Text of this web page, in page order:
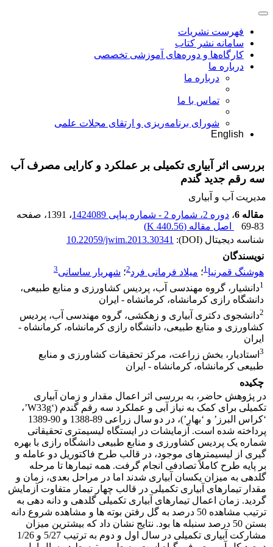
فهرست نشریات
سامانه نشر کتاب
کارگاه‌ها و دوره‌های آموزشی تخصصی
درباره ما
درباره ما
تماس با ما
شورای برنامه‌ریزی و ارتقای مجلات علمی
English
بررسی اثر آبیاری تکمیلی بر عملکرد و کارایی مصرف آب
سه رقم جدید گندم
مدیریت آب و آبیاری
مقاله 6
، دوره 2، شماره 2 - شماره پیاپی 1424089 ، 1391
، صفحه
69-83
اصل مقاله (440.56 K
)
شناسه دیجیتال (DOI):
10.22059/jwim.2013.30341
نویسندگان
هوشنگ قمرنیا1؛ میلاد فرمانی فرد2؛ شهریار ساسانی3
1دانشیار، گروه مهندسی آب، پردیس کشاورزی و منابع طبیعی،
دانشگاه رازی کرمانشاه، کرمانشاه - ایران
2دانشجوی دکتری آبیاری و زهکشی، گروه مهندسی آب، پردیس
کشاورزی و منابع طبیعی، دانشگاه رازی کرمانشاه، کرمانشاه -
ایران
3 استادیار، بخش زراعت، مرکز تحقیقات کشاورزی و منابع
طبیعی کرمانشاه، کرمانشاه - ایران
چکیده
در پژوهش حاضر، به بررسی اثر اعمال مقدار و زمان آبیاری
تکمیلی برای کمک به نیاز آبی و عملکرد سه رقم گندم (‘W33g’،
‘کراس البرز’ و ‘بهار’)، در دو سال زراعی 89-1388 و 90-1389
پرداخته شده است. آزمایشات در ایستگاه لیسیمتری تحقیقاتی
شماره یک پردیس کشاورزی و منابع طبیعی دانشگاه رازی با بهره
گیری از لیسیمترهای موجود، در قالب طرح فاکتوریل دو عامله و
بر پایه طرح کاملاً تصادفی انجام گرفت. همه تیمارها تا مرحله
گلدهی به میزان یکسان آبیاری شدند اما در مراحل بعدی، زمان و
مقدار تیمارهای آبیاری تکمیلی در قالب چهار تیمار متفاوت آزمایش
گردید. زمان اعمال تیمارهای آبیاری تکمیلی گلدهی و دانه دهی به
ترتیب مشاهده 50 درصد به گل رفتن بوته ها و مشاهده شروع دانه
بستن 50 درصد سنبله ها بود. نتایج نشان داد که بیشترین میزان
مشارکت آبیاری تکمیلی در سال اول و دوم به ترتیب 5/27 و 1/26